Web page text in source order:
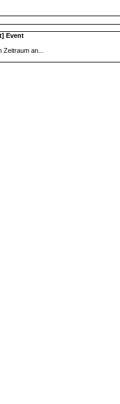
Event
an...